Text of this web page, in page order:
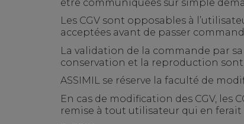
être communiquées sur simple
Les CGV sont opposables à
acceptées avant de passer
La validation de la commande par
conservation et la reproduction sont
ASSIMIL se réserve la faculté de
En cas de modification des CGV,
remise à tout utilisateur qui en ferait